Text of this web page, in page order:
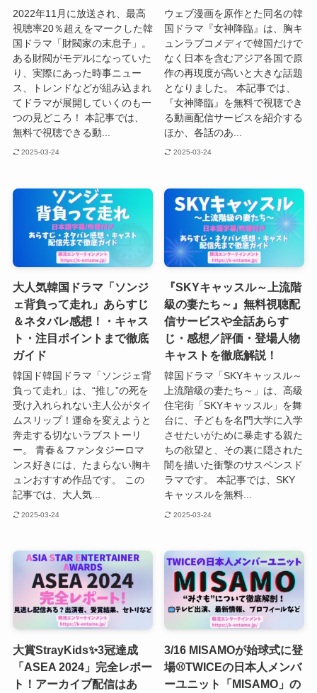
2022年11月に放送され、最高
視聴率20％超えをマークした韓
国ドラマ「財閥家の末息子」。
ある財閥がモデルになっていた
り、実際にあった時事ニュー
ス、トレンドなどが組み込まれ
てドラマが展開していくのも一
つの見どころ！ 本記事では、
無料で視聴できる動...
2025-03-24
ウェブ漫画を原作とた同名の韓
国ドラマ『女神降臨』は、胸キ
ュンラブコメディで韓国だけで
なく日本を含むアジア各国で原
作の再現度が高いと大きな話題
となりました。 本記事では、
『女神降臨』を無料で視聴でき
る動画配信サービスを紹介する
ほか、各話のあ...
2025-03-24
大人気韓国ドラマ「ソンジ
ェ背負って走れ」あらすじ
＆ネタバレ感想！・キャス
ト・注目ポイントまで徹底
ガイド
韓国ド韓国ドラマ「ソンジェ背
負って走れ」は、“推し”の死を
受け入れられない主人公がタイ
ムスリップ！運命を変えようと
奔走する切ないラブストーリ
ー。 青春＆ファンタジーロマ
ンス好きには、たまらない胸キ
ュンおすすめ作品です。 この
記事では、大人気...
2025-03-24
『SKYキャッスル～上流階
級の妻たち～』無料視聴配
信サービスや全話あらす
じ・感想／評価・登場人物
キャストを徹底解説！
韓国ドラマ「SKYキャッスル～
上流階級の妻たち～」は、高級
住宅街「SKYキャッスル」を舞
台に、子どもを名門大学に入学
させたいがために暴走する親た
ちの欲望と、その裏に隠された
闇を描いた衝撃のサスペンスド
ラマです。 本記事では、SKY
キャッスルを無料...
2025-03-24
大賞StrayKids✨3冠達成
「ASEA 2024」完全レポー
ト！アーカイブ配信はあ
3/16 MISAMOが始球式に登
場⚾TWICEの日本人メンバ
ーユニット「MISAMO」の